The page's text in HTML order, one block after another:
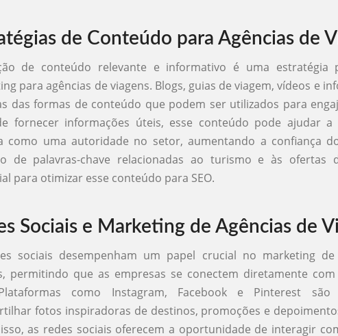
de Conteúdo para Agências de
de conteúdo relevante e informativo é uma estratégia
para agências de viagens. Blogs, guias de viagem, vídeos e
das formas de conteúdo que podem ser utilizados para
fornecer informações úteis, esse conteúdo pode ajudar a
como uma autoridade no setor, aumentando a confiança
de palavras-chave relacionadas ao turismo e às ofertas
para otimizar esse conteúdo para SEO.
Sociais e Marketing de Agências de
sociais desempenham um papel crucial no marketing de
permitindo que as empresas se conectem diretamente
como Instagram, Facebook e Pinterest são
fotos inspiradoras de destinos, promoções e
as redes sociais oferecem a oportunidade de interagir